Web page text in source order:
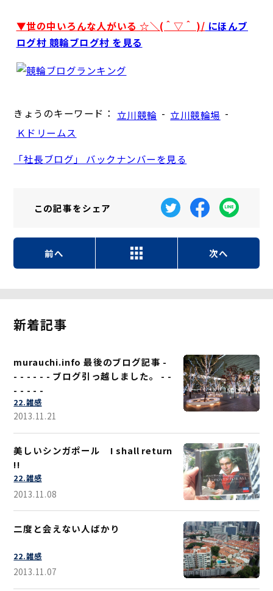
▼世の中いろんな人がいる ☆＼(＾▽＾ )/ にほんブ
ログ村 競輪ブログ村 を見る
きょうのキーワード： 立川競輪 - 立川競輪場 -
Ｋドリームス
「社長ブログ」 バックナンバーを見る
この記事をシェア
前へ 次へ
新着記事
murauchi.info 最後のブログ記事 -
- - - - - - ブログ引っ越しました。 - -
- - - - -
22.雑感
2013.11.21
美しいシンガポール I shall return
!!
22.雑感
2013.11.08
二度と会えない人ばかり
22.雑感
2013.11.07